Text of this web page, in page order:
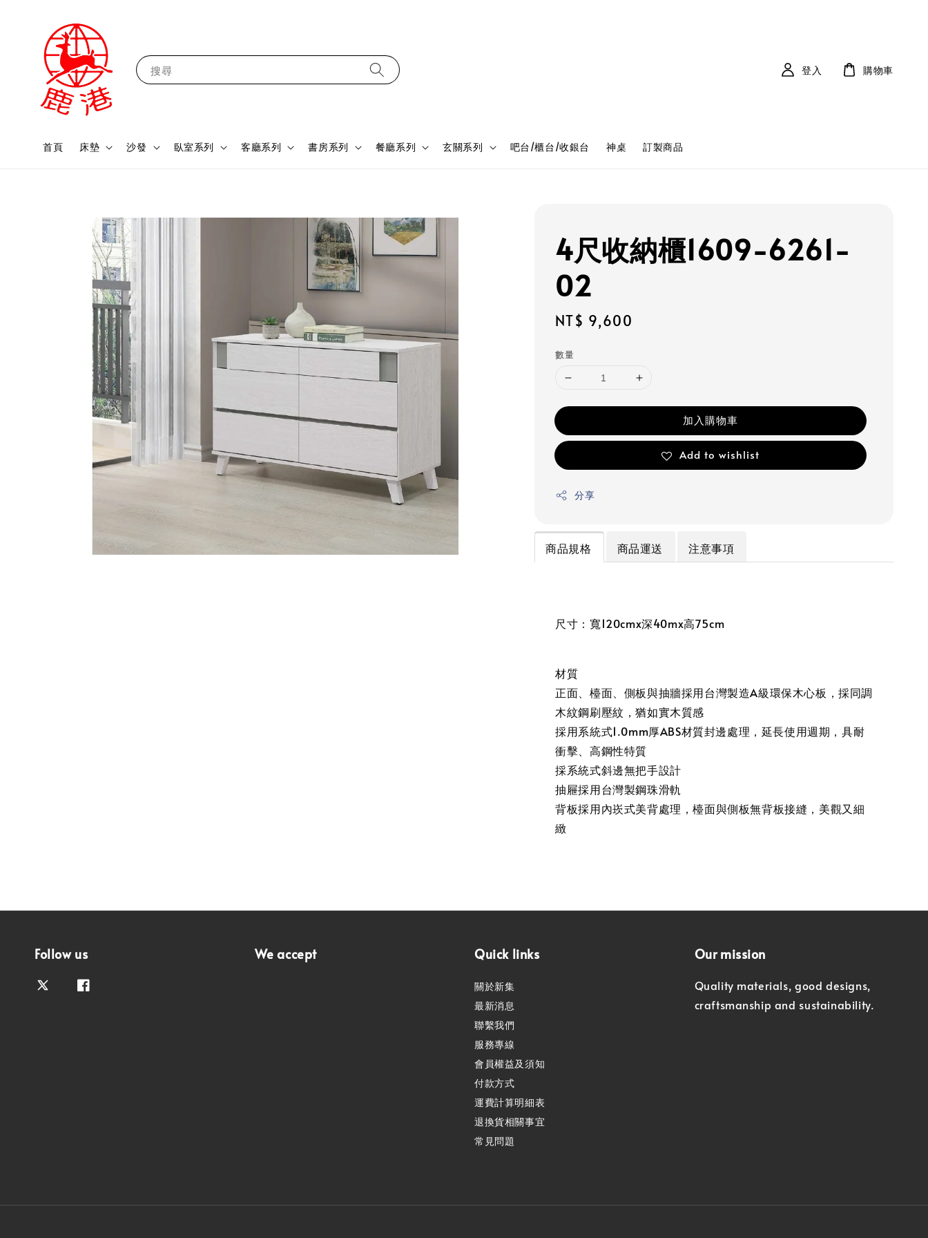
搜尋
首頁 床墊 沙發 臥室系列 客廳系列 書房系列 餐廳系列 玄關系列 吧台/櫃台/收銀台 神桌 訂製商品
登入 購物車
4尺收納櫃1609-6261-
02
Regular
NT$ 9,600
數量
加入購物車
Add to wishlist
分享
商品規格 商品運送 注意事項
尺寸：寬120cmx深40mx高75cm
材質
正面、檯面、側板與抽牆採用台灣製造A級環保木心板，採同調
木紋鋼刷壓紋，猶如實木質感
採用系統式1.0mm厚ABS材質封邊處理，延長使用週期，具耐
衝擊、高鋼性特質
採系統式斜邊無把手設計
抽屜採用台灣製鋼珠滑軌
背板採用內崁式美背處理，檯面與側板無背板接縫，美觀又細
緻
Follow us We accept Quick links
關於新集
最新消息
聯繫我們
服務專線
會員權益及須知
付款方式
運費計算明細表
退換貨相關事宜
常見問題
Our mission
Quality materials, good designs,
craftsmanship and sustainability.